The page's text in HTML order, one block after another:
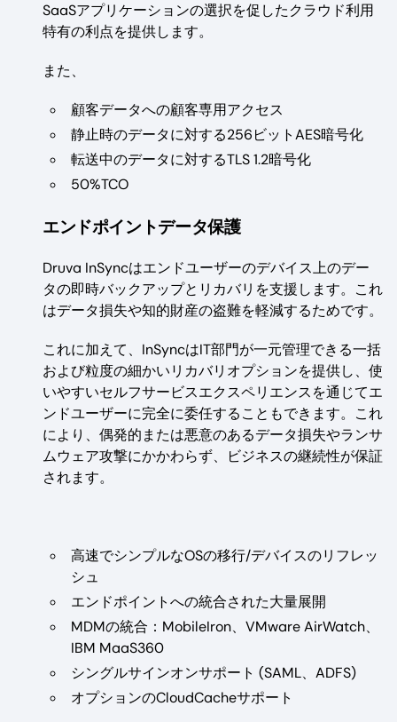
SaaSアプリケーションの選択を促したクラウド利用
特有の利点を提供します。
また、
顧客データへの顧客専用アクセス
静止時のデータに対する256ビットAES暗号化
転送中のデータに対するTLS 1.2暗号化
50%TCO
エンドポイントデータ保護
Druva InSyncはエンドユーザーのデバイス上のデー
タの即時バックアップとリカバリを支援します。これ
はデータ損失や知的財産の盗難を軽減するためです。
これに加えて、InSyncはIT部門が一元管理できる一括
および粒度の細かいリカバリオプションを提供し、使
いやすいセルフサービスエクスペリエンスを通じてエ
ンドユーザーに完全に委任することもできます。これ
により、偶発的または悪意のあるデータ損失やランサ
ムウェア攻撃にかかわらず、ビジネスの継続性が保証
されます。
高速でシンプルなOSの移行/デバイスのリフレッ
シュ
エンドポイントへの統合された大量展開
MDMの統合：MobileIron、VMware AirWatch、
IBM MaaS360
シングルサインオンサポート (SAML、ADFS)
オプションのCloudCacheサポート